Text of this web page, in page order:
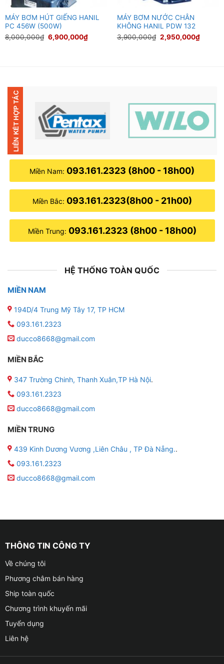
MÁY BƠM HÚT GIẾNG HANIL
PC 456W (500W)
8,000,000₫ Giá
gốc
6,900,000₫Giá
hiện
MÁY BƠM NƯỚC CHÂN
KHÔNG HANIL PDW 132
3,900,000₫ Giá
gốc
2,950,000₫Giá
hiện
Miền Nam: 093.161.2323 (8h00 - 18h00)
Miền Bắc: 093.161.2323(8h00 - 21h00)
Miền Trung: 093.161.2323 (8h00 - 18h00)
HỆ THỐNG TOÀN QUỐC
MIỀN NAM
194D/4 Trung Mỹ Tây 17, TP HCM
093.161.2323
ducco8668@gmail.com
MIỀN BẮC
347 Trường Chinh, Thanh Xuân,TP Hà Nội.
093.161.2323
ducco8668@gmail.com
MIỀN TRUNG
439 Kinh Dương Vương ,Liên Châu , TP Đà Nẵng..
093.161.2323
ducco8668@gmail.com
THÔNG TIN CÔNG TY
Về chúng tôi
Phương châm bán hàng
Ship toàn quốc
Chương trình khuyến mãi
Tuyển dụng
Liên hệ